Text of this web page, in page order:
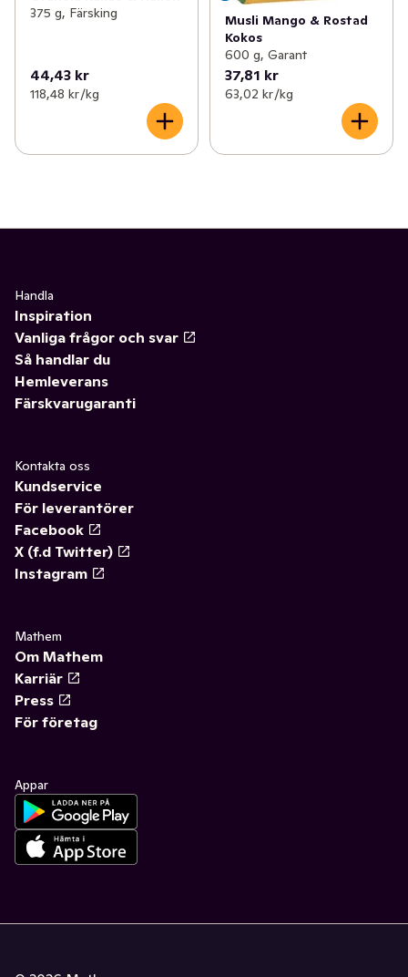
375 g, Färsking
44,43 kr
118,48 kr /kg
Musli Mango & Rostad
Kokos
600 g, Garant
37,81 kr
63,02 kr /kg
Handla
Inspiration
Vanliga frågor och svar
Så handlar du
Hemleverans
Färskvarugaranti
Kontakta oss
Kundservice
För leverantörer
Facebook
X (f.d Twitter)
Instagram
Mathem
Om Mathem
Karriär
Press
För företag
Appar